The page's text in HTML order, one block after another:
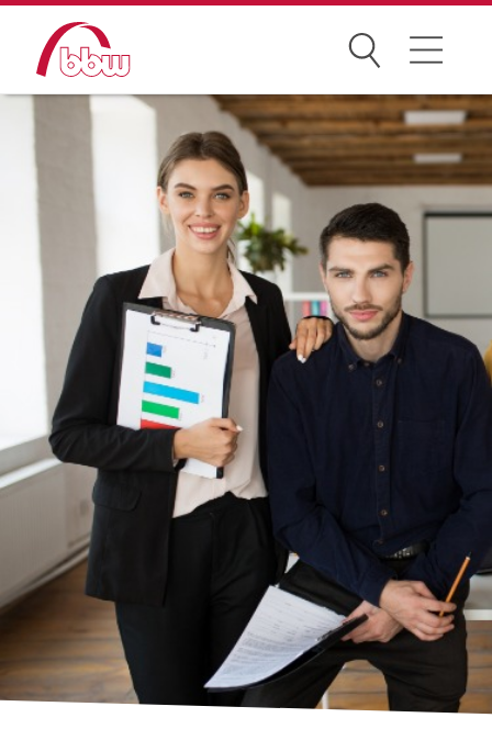
Suchen
Kongresse
Förderungen
Projekte
Ausbildung
Gesundheit & Pflege
Digitalisierung & IT
Beschäftigte & Fachkräftesicherung
Pädagogischer Bereich
Über uns
News Archiv